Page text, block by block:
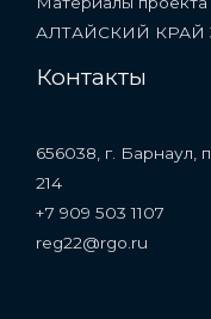
АЛТАЙСКИЙ КРАЙ
Контакты
656038, г. Барнаул,
214
+7 909 503 1107
reg22@rgo.ru